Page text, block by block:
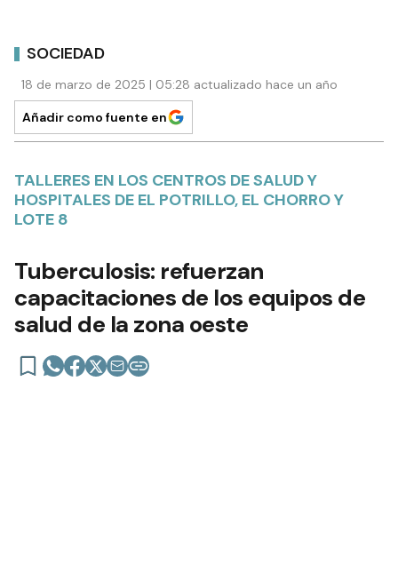
SOCIEDAD
18 de marzo de 2025 | 05:28 actualizado hace un año
Añadir como fuente en
TALLERES EN LOS CENTROS DE SALUD Y
HOSPITALES DE EL POTRILLO, EL CHORRO Y
LOTE 8
Tuberculosis: refuerzan
capacitaciones de los equipos de
salud de la zona oeste